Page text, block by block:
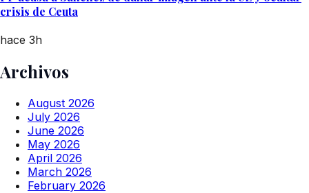
crisis de Ceuta
hace 3h
Archivos
August 2026
July 2026
June 2026
May 2026
April 2026
March 2026
February 2026